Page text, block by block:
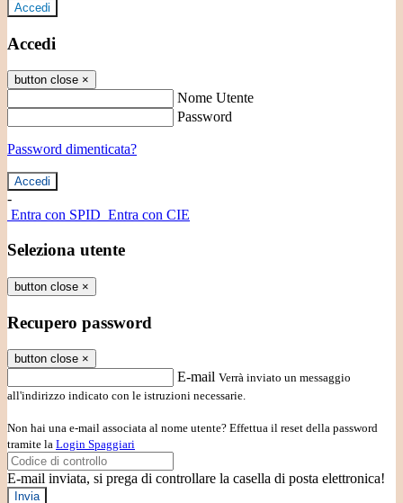
Accedi
Accedi
button close ×
Nome Utente
Password
Password dimenticata?
-
Entra con SPID Entra con CIE
Seleziona utente
button close ×
Recupero password
button close ×
E-mail Verrà inviato un messaggio
all'indirizzo indicato con le istruzioni necessarie.
Non hai una e-mail associata al nome utente? Effettua il reset della password
tramite la Login Spaggiari
E-mail inviata, si prega di controllare la casella di posta elettronica!